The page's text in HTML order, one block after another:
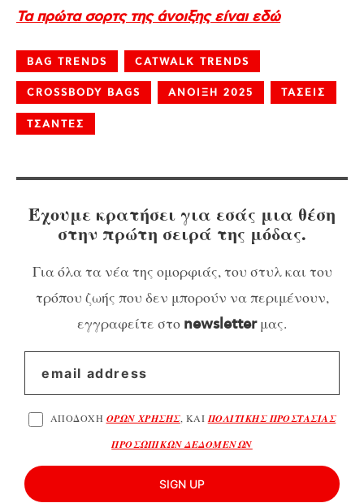
Τα πρώτα σορτς της άνοιξης είναι εδώ
BAG TRENDS CATWALK TRENDS
CROSSBODY BAGS ΑΝΟΙΞΗ 2025 ΤΑΣΕΙΣ
ΤΣΑΝΤΕΣ
Έχουμε κρατήσει για εσάς μια θέση
στην πρώτη σειρά της μόδας.
Για όλα τα νέα της ομορφιάς, του στυλ και του
τρόπου ζωής που δεν μπορούν να περιμένουν,
εγγραφείτε στο newsletterμας.
ΑΠΟΔΟΧΗ ΟΡΩΝ ΧΡΗΣΗΣ, ΚΑΙ ΠΟΛΙΤΙΚΗΣ ΠΡΟΣΤΑΣΙΑΣ
ΠΡΟΣΩΠΙΚΩΝ ΔΕΔΟΜΕΝΩΝ
SIGN UP